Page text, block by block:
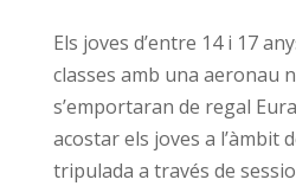
Els joves d’entre 14 i 17
classes amb una aeronau
s’emportaran de regal
acostar els joves a l’àmbit
tripulada a través de